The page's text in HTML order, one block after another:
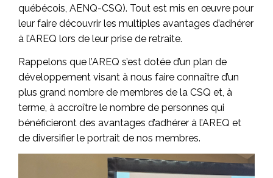
québécois, AENQ-CSQ). Tout est mis en œuvre pour
leur faire découvrir les multiples avantages d’adhérer
à l’AREQ lors de leur prise de retraite.
Rappelons que l’AREQ s’est dotée d’un plan de
développement visant à nous faire connaître d’un
plus grand nombre de membres de la CSQ et, à
terme, à accroître le nombre de personnes qui
bénéficieront des avantages d’adhérer à l’AREQ et
de diversifier le portrait de nos membres.